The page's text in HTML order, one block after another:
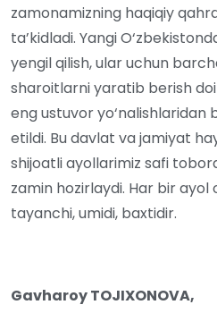
zamonamizning haqiqiy
ta’kidladi. Yangi
yengil qilish, ular uchun
sharoitlarni yaratib berish
eng ustuvor yo‘nalishlaridan
etildi. Bu davlat va jamiyat
shijoatli ayollarimiz safi
zamin hozirlaydi. Har bir ayol
tayanchi, umidi, baxtidir.
Gavharoy TOJIXONOVA,